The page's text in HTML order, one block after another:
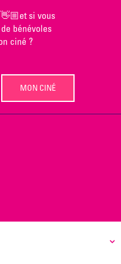
👋🏼et si vous
bénévoles
ciné ?
MON CINÉ